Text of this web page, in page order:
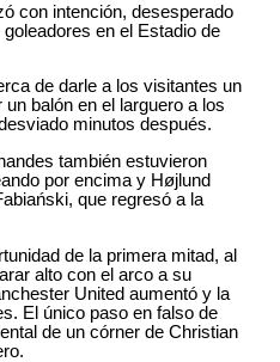
con intención, desesperado
en el Estadio de
de darle a los visitantes un
balón en el larguero a los
minutos después.
también estuvieron
por encima y Højlund
que regresó a la
de la primera mitad, al
alto con el arco a su
United aumentó y la
El único paso en falso de
de un córner de Christian